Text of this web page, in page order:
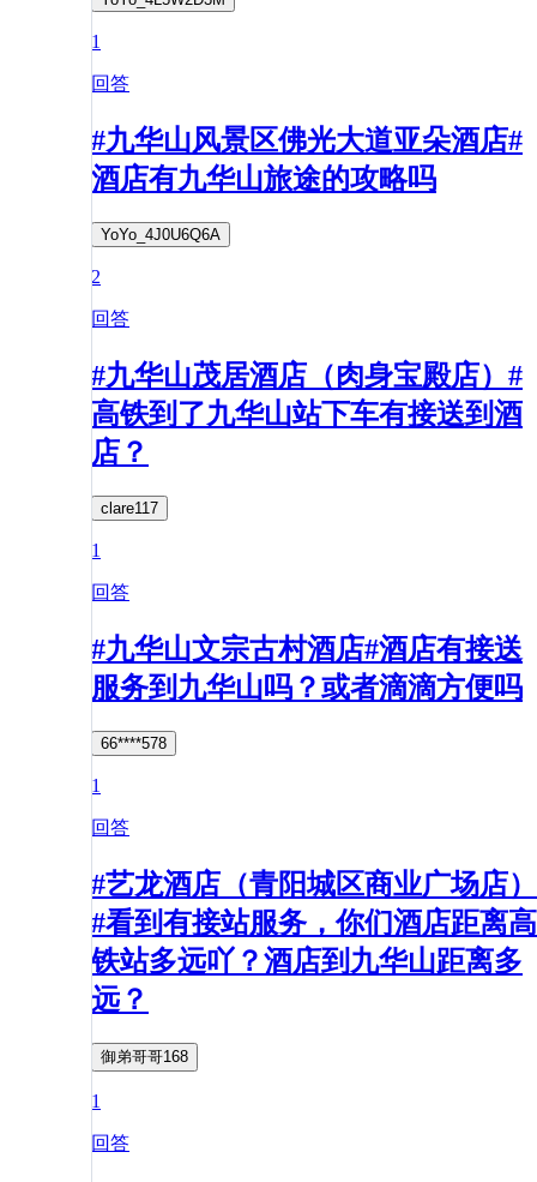
1
回答
#九华山风景区佛光大道亚朵酒店#
酒店有九华山旅途的攻略吗
YoYo_4J0U6Q6A
2
回答
#九华山茂居酒店（肉身宝殿店）#
高铁到了九华山站下车有接送到酒
店？
clare117
1
回答
#九华山文宗古村酒店#酒店有接送
服务到九华山吗？或者滴滴方便吗
66****578
1
回答
#艺龙酒店（青阳城区商业广场店）
#看到有接站服务，你们酒店距离高
铁站多远吖？酒店到九华山距离多
远？
御弟哥哥168
1
回答